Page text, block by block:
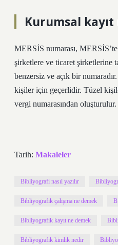
Kurumsal
MERSİS numarası,
şirketlere ve ticaret şirketlerine
benzersiz ve açık bir
kişiler için geçerlidir. Tüzel
vergi numarasından oluşturulur.
Tarih: Makaleler
Bibliyografi nasıl yazılır
Bibliyografik çalışma ne demek
Bibliyografik kayıt ne demek
Bibliyografik kimlik nedir